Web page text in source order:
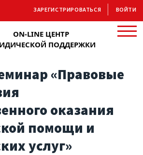
ON-LINE ЦЕНТР
ПОДДЕРЖКИ
ЗАРЕГИСТРИРОВАТЬСЯ ВОЙТИ
«Правовые
оказания
помощи и
услуг»